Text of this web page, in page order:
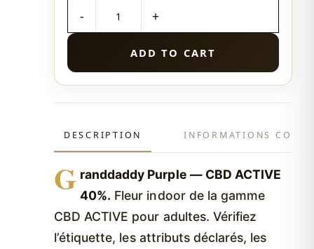
ADD TO CART
DESCRIPTION INFORMATIONS
G randdaddy Purple — CBD ACTIVE
40%. Fleur indoor de la gamme
CBD ACTIVE pour adultes. Vérifiez
l’étiquette, les attributs déclarés, les